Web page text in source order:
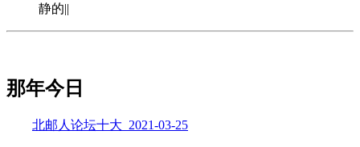
静的||
那年今日
北邮人论坛十大_2021-03-25